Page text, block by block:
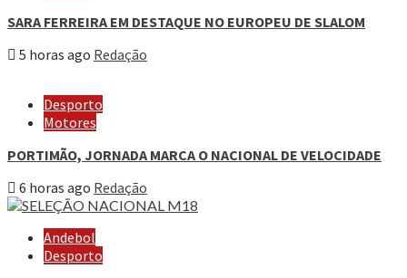
SARA FERREIRA EM DESTAQUE NO EUROPEU DE SLALOM
5 horas ago Redação
Desporto
Motores
PORTIMÃO, JORNADA MARCA O NACIONAL DE VELOCIDADE
6 horas ago Redação
Andebol
Desporto